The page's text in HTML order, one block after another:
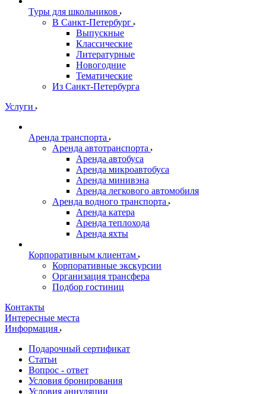
Туры для школьников
В Санкт-Петербург
Выпускные
Классические
Литературные
Новогодние
Тематические
Из Санкт-Петербурга
Услуги
Аренда транспорта
Аренда автотранспорта
Аренда автобуса
Аренда микроавтобуса
Аренда минивэна
Аренда легкового автомобиля
Аренда водного транспорта
Аренда катера
Аренда теплохода
Аренда яхты
Корпоративным клиентам
Корпоративные экскурсии
Организация трансфера
Подбор гостиниц
Контакты
Интересные места
Информация
Подарочный сертификат
Статьи
Вопрос - ответ
Условия бронирования
Условия аннуляции